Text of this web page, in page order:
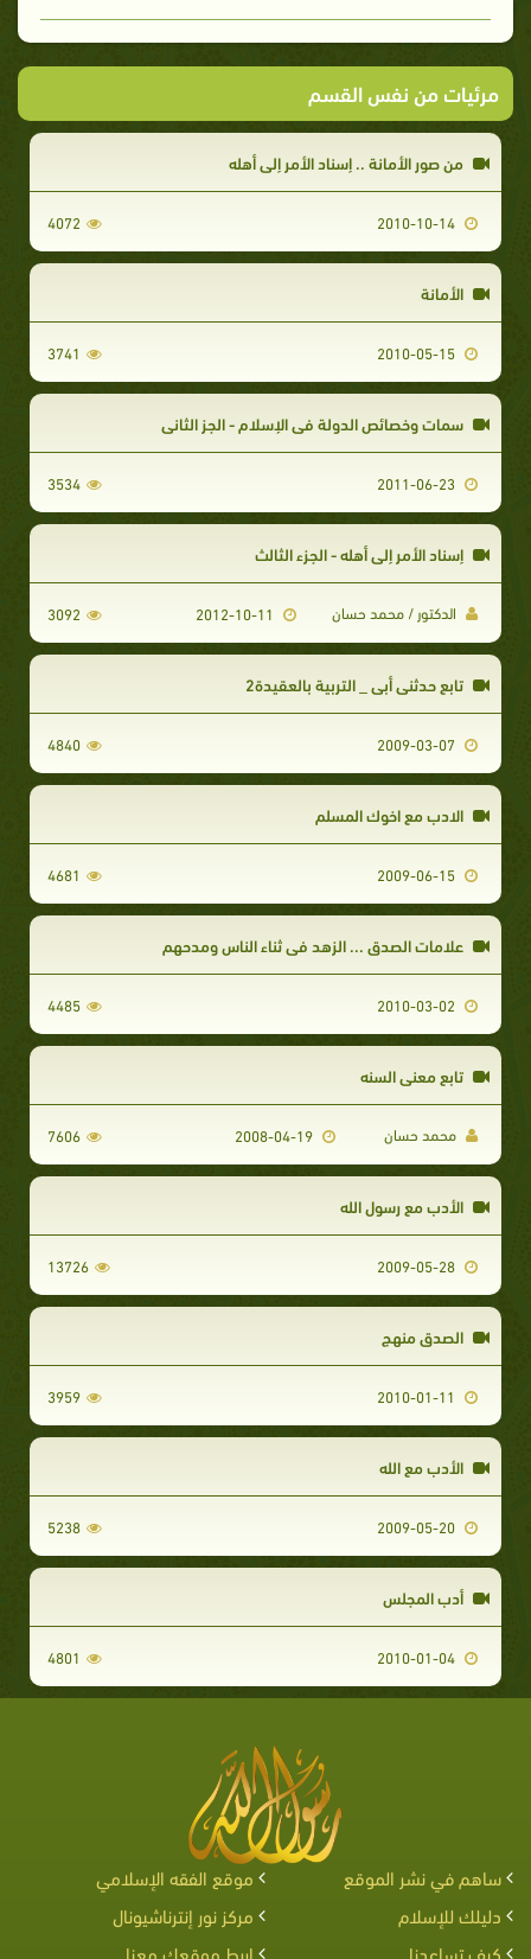
مرئيات من نفس القسم
من صور الأمانة .. إسناد الأمر إلى أهله
4072
الأمانة
3741
سمات وخصائص الدولة في الإسلام - الجز الثاني
3534
إسناد الأمر إلى أهله - الجزء الثالث
الدكتور / محمد حسان 3092
تابع حدثني أبي _ التربية بالعقيدة2
4840
الادب مع اخوك المسلم
4681
علامات الصدق ... الزهد في ثناء الناس ومدحهم
4485
تابع معني السنه
محمد حسان 7606
الأدب مع رسول الله
13726
الصدق منهج
3959
الأدب مع الله
5238
أدب المجلس
4801
ساهم في نشر الموقع
موقع الفقه الإسلامي
دليلك للإسلام
مركز نور إنترناشيونال
كيف تساعدنا
اربط موقعك معنا